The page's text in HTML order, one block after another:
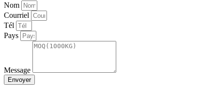
Nom
Courriel
Tél
Pays
Message
Envoyer